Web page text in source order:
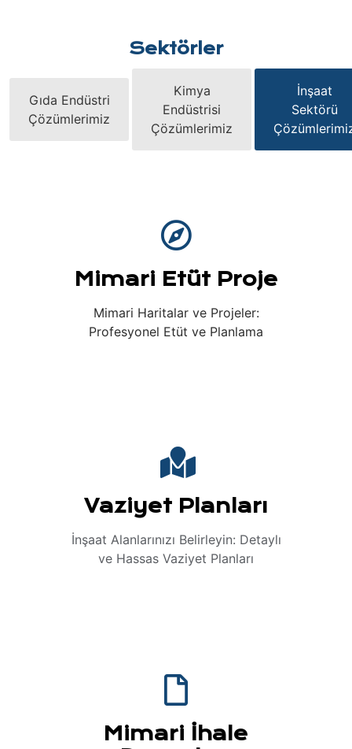
Sektörler
Gıda Endüstri
Çözümlerimiz
Kimya
Endüstrisi
Çözümlerimiz
İnşaat
Sektörü
Mimari Etüt Proje
Mimari Haritalar ve Projeler:
Profesyonel Etüt ve Planlama
Vaziyet Planları
İnşaat Alanlarınızı Belirleyin: Detaylı
ve Hassas Vaziyet Planları
Mimari İhale